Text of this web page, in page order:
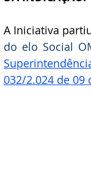
A Iniciativa
do elo Social
032/2.024 de 09